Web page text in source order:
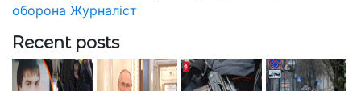
оборона Журналіст
Recent posts